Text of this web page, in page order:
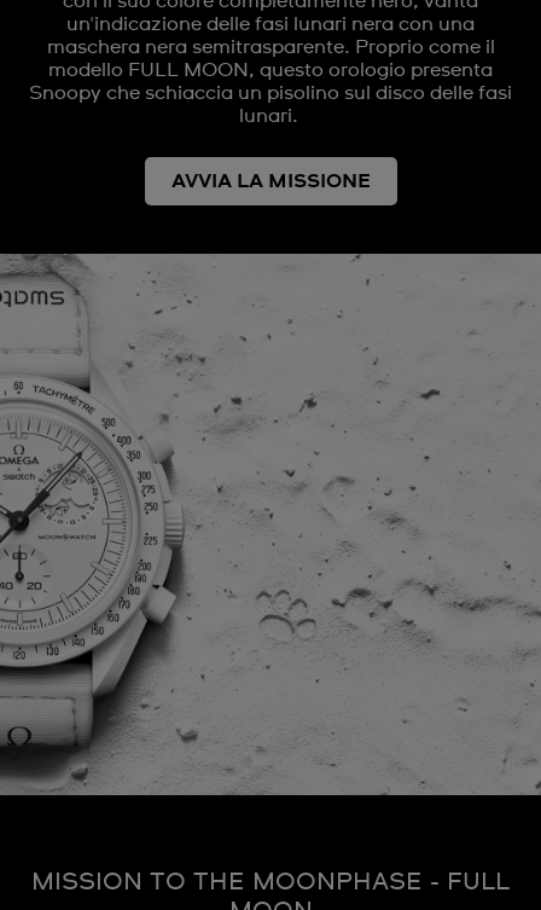
un'indicazione delle fasi lunari nera con una
maschera nera semitrasparente. Proprio come il
modello FULL MOON, questo orologio presenta
Snoopy che schiaccia un pisolino sul disco delle fasi
lunari.
AVVIA LA MISSIONE
MISSION TO THE MOONPHASE - FULL